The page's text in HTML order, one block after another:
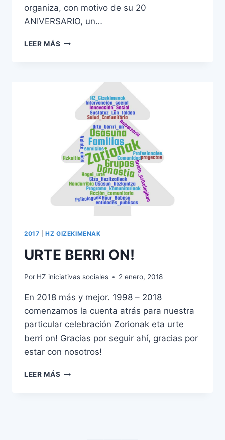
organiza, con motivo de su 20
ANIVERSARIO, un…
LEER MÁS
2017 |HZ GIZEKIMENAK
URTE BERRI ON!
Por HZ iniciativas sociales 2 enero, 2018
En 2018 más y mejor. 1998 – 2018
comenzamos la cuenta atrás para nuestra
particular celebración Zorionak eta urte
berri on! Gracias por seguir ahí, gracias por
estar con nosotros!
LEER MÁS